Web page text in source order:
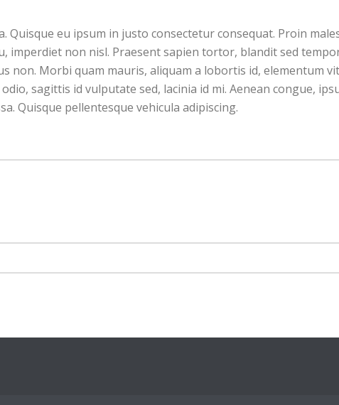
Quisque eu ipsum in justo consectetur consequat. Proin
imperdiet non nisl. Praesent sapien tortor, blandit sed
Morbi quam mauris, aliquam a lobortis id, elementum
sagittis id vulputate sed, lacinia id mi. Aenean congue,
Quisque pellentesque vehicula adipiscing.